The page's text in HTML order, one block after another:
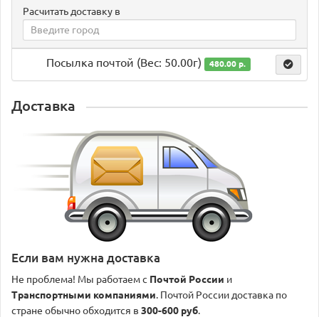
Расчитать доставку в
Посылка почтой (Вес: 50.00г) 480.00 р.
Доставка
Если вам нужна доставка
Не проблема! Мы работаем с Почтой России и
Транспортными компаниями. Почтой России доставка по
стране обычно обходится в 300-600 руб.